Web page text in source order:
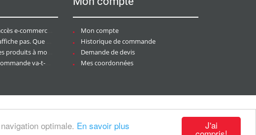
J'ai
optimale. En savoir plus
e-commerce ?
Que dois-je faire ?
à mon panier ?
va-t-elle être traitée ?
Mon compte
Historique de commande
Demande de devis
Mes coordonnées